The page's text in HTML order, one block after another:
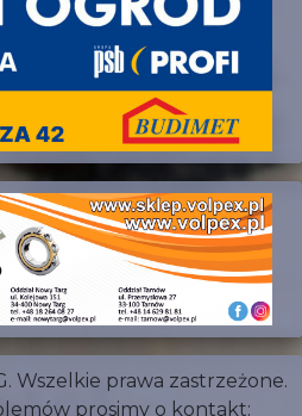
Wszelkie prawa zastrzeżone.
prosimy o kontakt: